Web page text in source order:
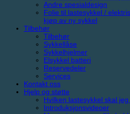
Andre spesialdesign
Folie til lastesykkel /
kjøp av ny sykkel
Tilbehør
Tilbehør
Sykkellåse
Sykkelhjelmer
Elsykkel batteri
Reservedeler
Services
Kontakt oss
Hjelp og støtte
Hvilken lastesykkel skal
Introduksjonsvideoer